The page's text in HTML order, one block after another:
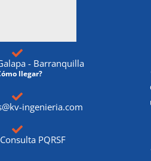
- Barranquilla
llegar?
ingenieria.com
PQRSF